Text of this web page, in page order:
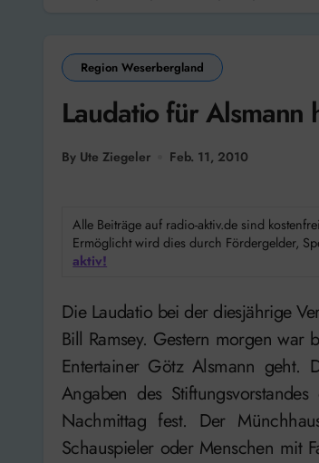
Region Weserbergland
Laudatio für Alsmann
By Ute Ziegeler Feb. 11, 2010
Alle Beiträge auf radio-aktiv.de sind
Ermöglicht wird dies durch Fördergelder,
aktiv!
Die Laudatio bei der diesjährige Verleihung des Münchhausenpreises hält der Musiker und Sänger
Bill Ramsey. Gestern morgen war
Entertainer Götz Alsmann geht.
Angaben des
Nachmittag fest. Der
Schauspieler oder Menschen mit